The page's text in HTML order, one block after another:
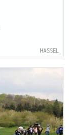
HASSEL